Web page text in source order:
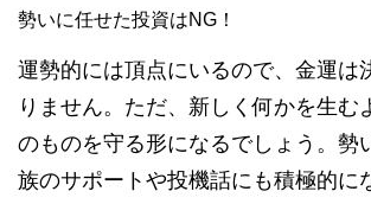
勢いに任せた投資はNG！
運勢的には頂点にいるので、金運は
りません。ただ、新しく何かを生む
のものを守る形になるでしょう。勢
族のサポートや投機話にも積極的に